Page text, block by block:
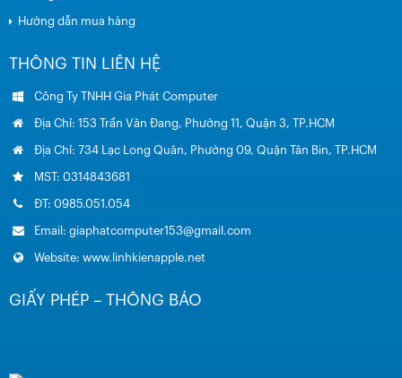
Hướng dẫn mua hàng
THÔNG TIN LIÊN HỆ
Công Ty TNHH Gia Phát Computer
Địa Chỉ: 153 Trần Văn Đang, Phường 11, Quận 3, TP.HCM
Địa Chỉ: 734 Lạc Long Quân, Phường 09, Quận Tân Bin, TP.HCM
MST: 0314843681
ĐT: 0985.051.054
Email: giaphatcomputer153@gmail.com
Website: www.linhkienapple.net
GIẤY PHÉP – THÔNG BÁO